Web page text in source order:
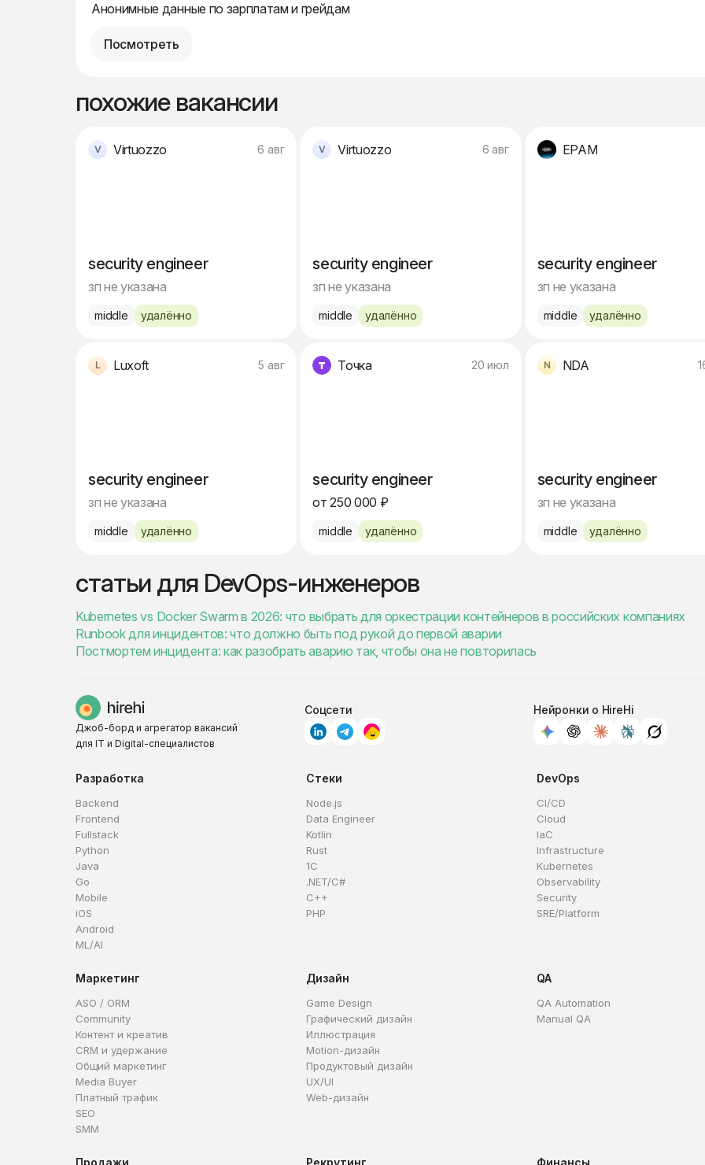
Анонимные данные по зарплатам и грейдам
Посмотреть
похожие вакансии
Virtuozzo 6 авг
security engineer
зп не указана
middle удалённо
Virtuozzo 6 авг
security engineer
зп не указана
middle удалённо
EPAM
security engineer
зп не указана
middle удалённо
Luxoft 5 авг
security engineer
зп не указана
middle удалённо
Точка 20 июл
security engineer
от 250 000 ₽
middle удалённо
NDA
security engineer
зп не указана
middle удалённо
статьи для DevOps-инженеров
Kubernetes vs Docker Swarm в 2026: что выбрать для оркестрации контейнеров в российских компаниях
Runbook для инцидентов: что должно быть под рукой до первой аварии
Постмортем инцидента: как разобрать аварию так, чтобы она не повторилась
Джоб-борд и агрегатор вакансий
для IT и Digital-специалистов
Соцсети Нейронки о HireHi
Разработка
Backend
Frontend
Fullstack
Python
Java
Go
Mobile
iOS
Android
ML/AI
Стеки
Node.js
Data Engineer
Kotlin
Rust
1C
.NET/C#
C++
PHP
DevOps
CI/CD
Cloud
IaC
Infrastructure
Kubernetes
Observability
Security
SRE/Platform
Маркетинг
ASO / ORM
Community
Контент и креатив
CRM и удержание
Общий маркетинг
Media Buyer
Платный трафик
SEO
SMM
Дизайн
Game Design
Графический дизайн
Иллюстрация
Motion-дизайн
Продуктовый дизайн
UX/UI
Web-дизайн
QA
QA Automation
Manual QA
Продажи Рекрутинг Финансы